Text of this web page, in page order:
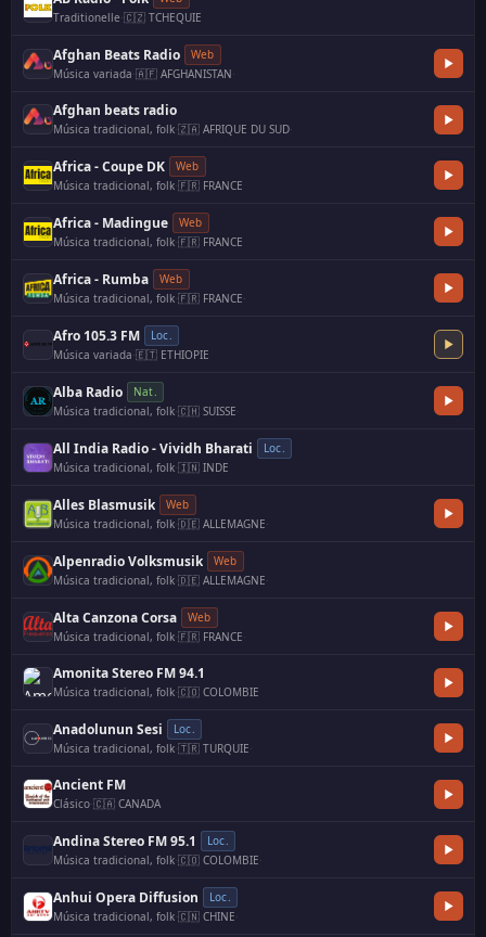
Traditionelle·🇨🇿 TCHEQUIE
Afghan Beats Radio
Web
Música variada·🇦🇫 AFGHANISTAN·
Afghan beats radio
Música tradicional, folk·🇿🇦 AFRIQUE DU SUD·
Africa - Coupe DK
Web
Música tradicional, folk·🇫🇷 FRANCE
Africa - Madingue
Web
Música tradicional, folk·🇫🇷 FRANCE
Africa - Rumba
Web
Música tradicional, folk·🇫🇷 FRANCE·
Afro 105.3 FM
Loc.
Música variada·🇪🇹 ETHIOPIE
Alba Radio
Nat.
Música tradicional, folk·🇨🇭 SUISSE·
All India Radio - Vividh Bharati
Loc.
Música tradicional, folk·🇮🇳 INDE
Alles Blasmusik
Web
Música tradicional, folk·🇩🇪 ALLEMAGNE·
Alpenradio Volksmusik
Web
Música tradicional, folk·🇩🇪 ALLEMAGNE·
Alta Canzona Corsa
Web
Música tradicional, folk·🇫🇷 FRANCE·
Amonita Stereo FM 94.1
Música tradicional, folk·🇨🇴 COLOMBIE
Anadolunun Sesi
Loc.
Música tradicional, folk·🇹🇷 TURQUIE·
Ancient FM
Clásico·🇨🇦 CANADA
Andina Stereo FM 95.1
Loc.
Música tradicional, folk·🇨🇴 COLOMBIE·
Anhui Opera Diffusion
Loc.
Música tradicional, folk·🇨🇳 CHINE·